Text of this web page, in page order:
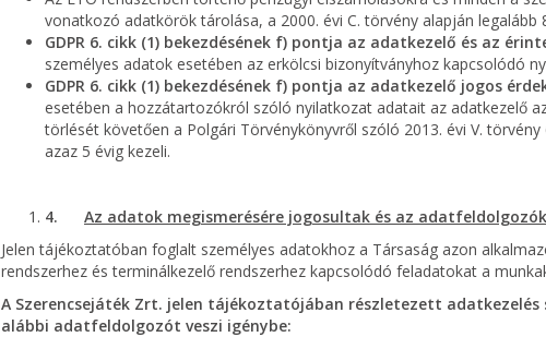
vonatkozó adatkörök tárolása, a 2000. évi C. törvény alapján legalább
GDPR 6. cikk (1) bekezdésének f) pontja az adatkezelő és az
személyes adatok esetében az erkölcsi bizonyítványhoz kapcsolódó
GDPR 6. cikk (1) bekezdésének f) pontja az adatkezelő jogos
esetében a hozzátartozókról szóló nyilatkozat adatait az adatkezelő
törlését követően a Polgári Törvénykönyvről szóló 2013. évi V. törvény
azaz 5 évig kezeli.
4. Az adatok megismerésére jogosultak és az adatfeldolgozók
Jelen tájékoztatóban foglalt személyes adatokhoz a Társaság azon
rendszerhez és terminálkezelő rendszerhez kapcsolódó feladatokat a
A Szerencsejáték Zrt. jelen tájékoztatójában részletezett
alábbi adatfeldolgozót veszi igénybe: